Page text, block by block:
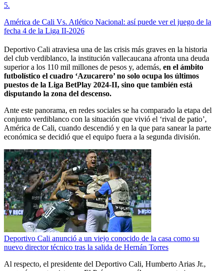
5.
América de Cali Vs. Atlético Nacional: así puede ver el juego de la
fecha 4 de la Liga II-2026
Deportivo Cali atraviesa una de las crisis más graves en la historia
del club verdiblanco, la institución vallecaucana afronta una deuda
superior a los 110 mil millones de pesos y, además, en el ámbito
futbolístico el cuadro ‘Azucarero’ no solo ocupa los últimos
puestos de la Liga BetPlay 2024-II, sino que también está
disputando la zona del descenso.
Ante este panorama, en redes sociales se ha comparado la etapa del
conjunto verdiblanco con la situación que vivió el ‘rival de patio’,
América de Cali, cuando descendió y en la que para sanear la parte
económica se decidió que el equipo fuera a la segunda división.
Deportivo Cali anunció a un viejo conocido de la casa como su
nuevo director técnico tras la salida de Hernán Torres
Al respecto, el presidente del Deportivo Cali, Humberto Arias Jr.,